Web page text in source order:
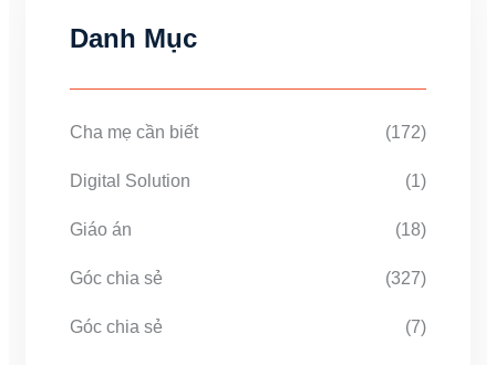
Danh Mục
Cha mẹ cần biết (172)
Digital Solution (1)
Giáo án (18)
Góc chia sẻ (327)
Góc chia sẻ (7)